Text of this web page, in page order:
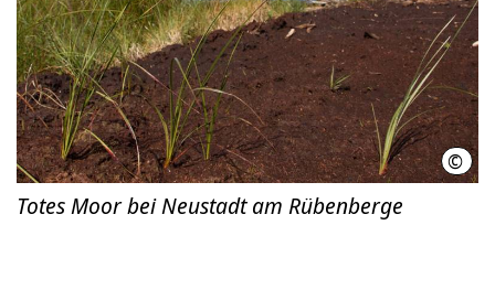
©
Totes Moor bei Neustadt am Rübenberge